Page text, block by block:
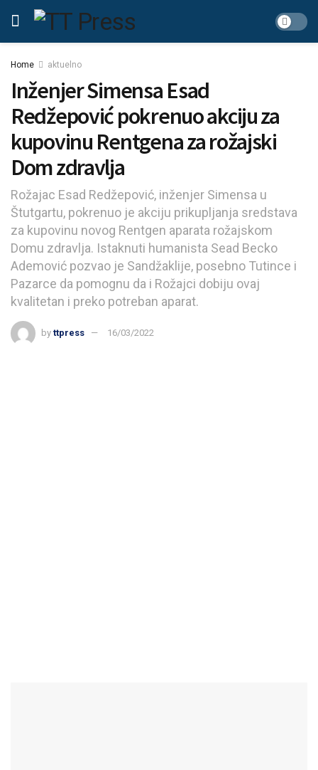
Home aktuelno
Inženjer Simensa Esad
Redžepović pokrenuo akciju za
kupovinu Rentgena za rožajski
Dom zdravlja
Rožajac Esad Redžepović, inženjer Simensa u
Štutgartu, pokrenuo je akciju prikupljanja sredstava
za kupovinu novog Rentgen aparata rožajskom
Domu zdravlja. Istaknuti humanista Sead Becko
Ademović pozvao je Sandžaklije, posebno Tutince i
Pazarce da pomognu da i Rožajci dobiju ovaj
kvalitetan i preko potreban aparat.
by ttpress 16/03/2022